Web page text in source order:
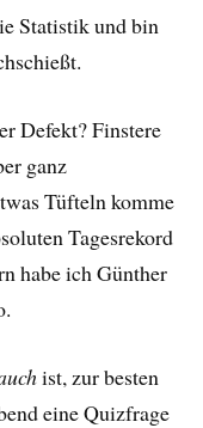
Statistik und bin
Defekt? Finstere
ganz
Tüfteln komme
Tagesrekord
habe ich Günther
ist, zur besten
eine Quizfrage